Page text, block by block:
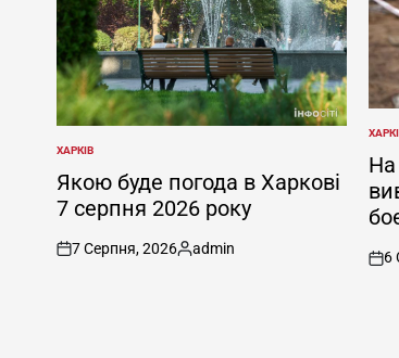
ОПУБЛІКУВАТИ
У
ХАРКІВ
Якою буде погода в Харкові
7 серпня 2026 року
on
7 Серпня, 2026
Опубліковано
admin
УНа
on
6